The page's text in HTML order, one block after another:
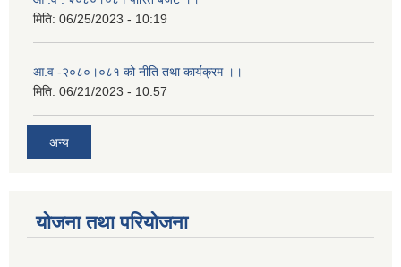
मिति: 06/25/2023 - 10:19
आ.व -२०८०।०८१ को नीति तथा कार्यक्रम ।।
मिति: 06/21/2023 - 10:57
अन्य
योजना तथा परियोजना